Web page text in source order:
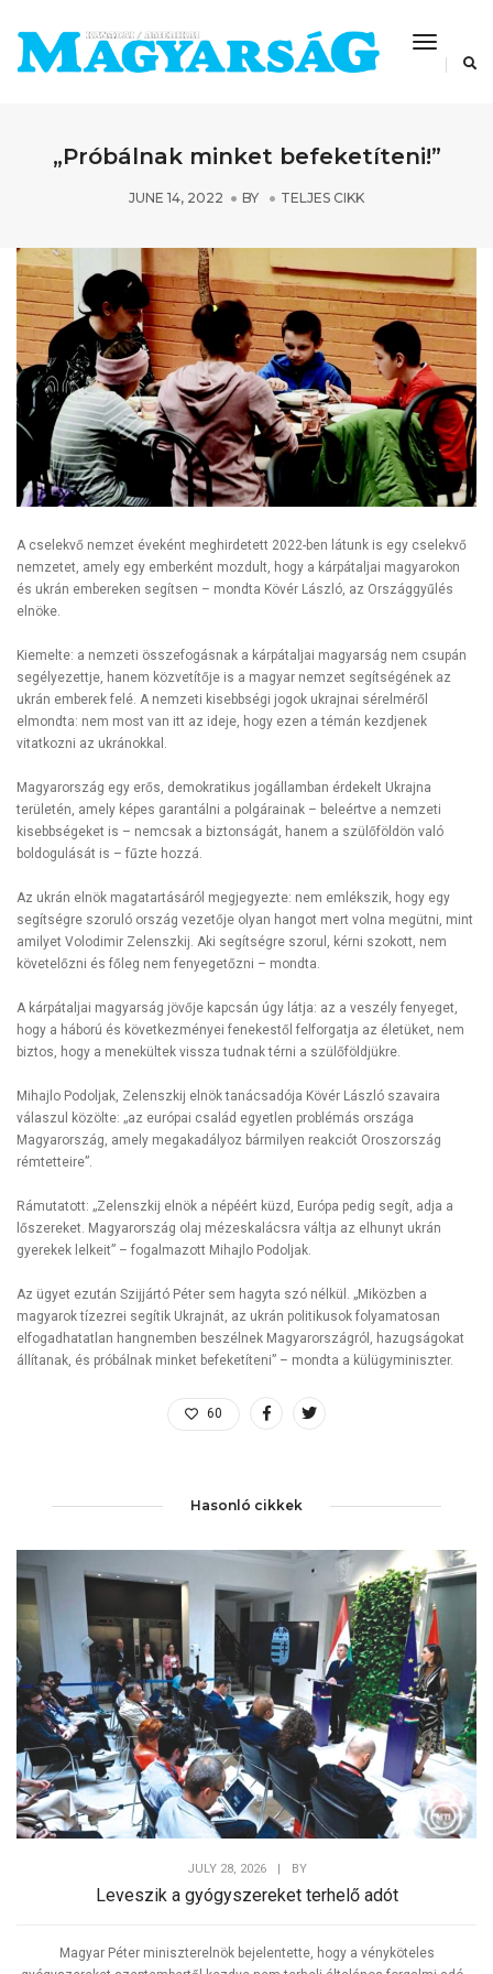
Toggle
„Próbálnak minket befeketíteni!”
JUNE 14, 2022 BY TELJES CIKK
A cselekvő nemzet éveként meghirdetett 2022-ben látunk is egy cselekvő
nemzetet, amely egy emberként mozdult, hogy a kárpátaljai magyarokon
és ukrán embereken segítsen – mondta Kövér László, az Országgyűlés
elnöke.
Kiemelte: a nemzeti összefogásnak a kárpátaljai magyarság nem csupán
segélyezettje, hanem közvetítője is a magyar nemzet segítségének az
ukrán emberek felé. A nemzeti kisebbségi jogok ukrajnai sérelméről
elmondta: nem most van itt az ideje, hogy ezen a témán kezdjenek
vitatkozni az ukránokkal.
Magyarország egy erős, demokratikus jogállamban érdekelt Ukrajna
területén, amely képes garantálni a polgárainak – beleértve a nemzeti
kisebbségeket is – nemcsak a biztonságát, hanem a szülőföldön való
boldogulását is – fűzte hozzá.
Az ukrán elnök magatartásáról megjegyezte: nem emlékszik, hogy egy
segítségre szoruló ország vezetője olyan hangot mert volna megütni, mint
amilyet Volodimir Zelenszkij. Aki segítségre szorul, kérni szokott, nem
követelőzni és főleg nem fenyegetőzni – mondta.
A kárpátaljai magyarság jövője kapcsán úgy látja: az a veszély fenyeget,
hogy a háború és következményei fenekestől felforgatja az életüket, nem
biztos, hogy a menekültek vissza tudnak térni a szülőföldjükre.
Mihajlo Podoljak, Zelenszkij elnök tanácsadója Kövér László szavaira
válaszul közölte: „az európai család egyetlen problémás országa
Magyarország, amely megakadályoz bármilyen reakciót Oroszország
rémtetteire”.
Rámutatott: „Zelenszkij elnök a népéért küzd, Európa pedig segít, adja a
lőszereket. Magyarország olaj mézeskalácsra váltja az elhunyt ukrán
gyerekek lelkeit” – fogalmazott Mihajlo Podoljak.
Az ügyet ezután Szijjártó Péter sem hagyta szó nélkül. „Miközben a
magyarok tízezrei segítik Ukrajnát, az ukrán politikusok folyamatosan
elfogadhatatlan hangnemben beszélnek Magyarországról, hazugságokat
állítanak, és próbálnak minket befeketíteni” – mondta a külügyminiszter.
60
Hasonló cikkek
JULY 28, 2026 | BY
Leveszik a gyógyszereket terhelő adót
Magyar Péter miniszterelnök bejelentette, hogy a vényköteles